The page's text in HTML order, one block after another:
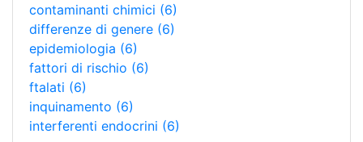
contaminanti chimici (6)
differenze di genere (6)
epidemiologia (6)
fattori di rischio (6)
ftalati (6)
inquinamento (6)
interferenti endocrini (6)